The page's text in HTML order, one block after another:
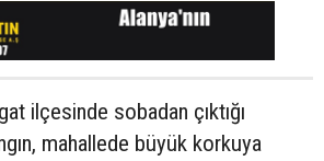
ilçesinde sobadan çıktığı
mahallede büyük korkuya